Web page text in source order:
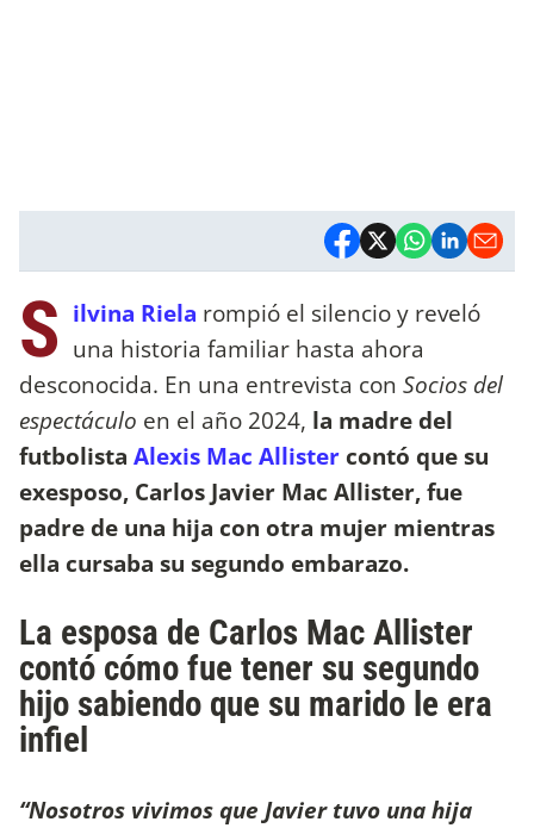
S ilvina Riela rompió el silencio y reveló
una historia familiar hasta ahora
desconocida. En una entrevista con Socios del
espectáculo en el año 2024, la madre del
futbolista Alexis Mac Allister contó que su
exesposo, Carlos Javier Mac Allister, fue
padre de una hija con otra mujer mientras
ella cursaba su segundo embarazo.
La esposa de Carlos Mac Allister
contó cómo fue tener su segundo
hijo sabiendo que su marido le era
infiel
“Nosotros vivimos que Javier tuvo una hija